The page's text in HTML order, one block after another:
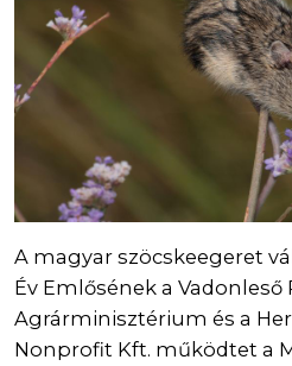
A magyar szöcskeegeret
Év Emlősének a
Agrárminisztérium és a
Nonprofit Kft. működtet a